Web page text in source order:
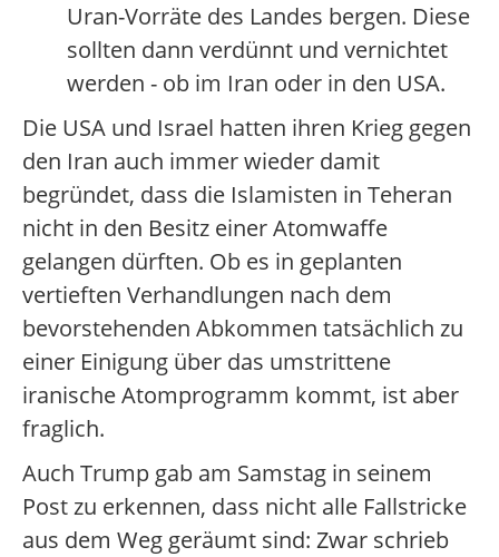
Uran-Vorräte des Landes bergen. Diese
sollten dann verdünnt und vernichtet
werden - ob im Iran oder in den USA.
Die USA und Israel hatten ihren Krieg gegen
den Iran auch immer wieder damit
begründet, dass die Islamisten in Teheran
nicht in den Besitz einer Atomwaffe
gelangen dürften. Ob es in geplanten
vertieften Verhandlungen nach dem
bevorstehenden Abkommen tatsächlich zu
einer Einigung über das umstrittene
iranische Atomprogramm kommt, ist aber
fraglich.
Auch Trump gab am Samstag in seinem
Post zu erkennen, dass nicht alle Fallstricke
aus dem Weg geräumt sind: Zwar schrieb